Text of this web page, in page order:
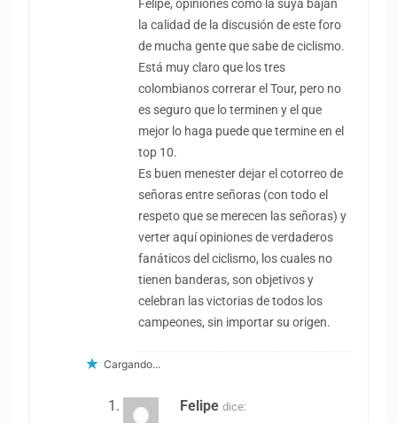
Felipe, opiniones como la suya bajan
la calidad de la discusión de este foro
de mucha gente que sabe de ciclismo.
Está muy claro que los tres
colombianos correrar el Tour, pero no
es seguro que lo terminen y el que
mejor lo haga puede que termine en el
top 10.
Es buen menester dejar el cotorreo de
señoras entre señoras (con todo el
respeto que se merecen las señoras) y
verter aquí opiniones de verdaderos
fanáticos del ciclismo, los cuales no
tienen banderas, son objetivos y
celebran las victorias de todos los
campeones, sin importar su origen.
Cargando...
Felipe dice: